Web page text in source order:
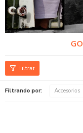
Filtrando por: Accesorios